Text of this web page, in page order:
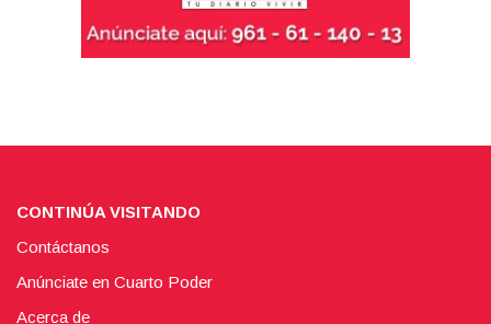
CONTINÚA VISITANDO
Contáctanos
Anúnciate en Cuarto Poder
Acerca de